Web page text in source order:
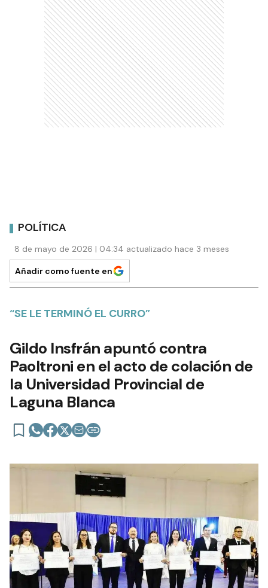
POLÍTICA
8 de mayo de 2026 | 04:34 actualizado hace 3 meses
Añadir como fuente en
“SE LE TERMINÓ EL CURRO”
Gildo Insfrán apuntó contra
Paoltroni en el acto de colación de
la Universidad Provincial de
Laguna Blanca